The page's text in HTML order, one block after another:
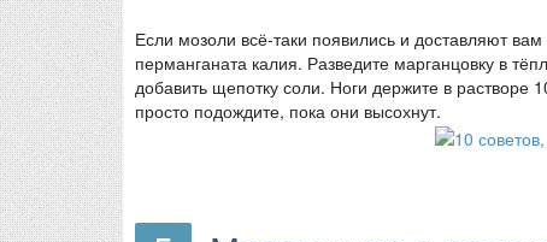
Если мозоли всё-таки появились и доставляют
перманганата калия. Разведите марганцовку в
добавить щепотку соли. Ноги держите в растворе
просто подождите, пока они высохнут.